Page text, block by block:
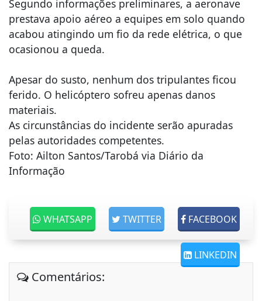
Segundo informações preliminares, a aeronave
prestava apoio aéreo a equipes em solo quando
acabou atingindo um fio da rede elétrica, o que
ocasionou a queda.
Apesar do susto, nenhum dos tripulantes ficou
ferido. O helicóptero sofreu apenas danos
materiais.
As circunstâncias do incidente serão apuradas
pelas autoridades competentes.
Foto: Ailton Santos/Tarobá via Diário da
Informação
FACEBOOK
TWITTER
WHATSAPP
LINKEDIN
Comentários: